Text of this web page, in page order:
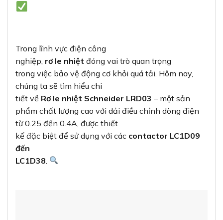
Trong lĩnh vực điện công
nghiệp, rơ le nhiệt đóng vai trò quan trọng
trong việc bảo vệ động cơ khỏi quá tải. Hôm nay,
chúng ta sẽ tìm hiểu chi
tiết về Rơ le nhiệt Schneider LRD03 – một sản
phẩm chất lượng cao với dải điều chỉnh dòng điện
từ 0.25 đến 0.4A, được thiết
kế đặc biệt để sử dụng với các contactor LC1D09
đến
LC1D38